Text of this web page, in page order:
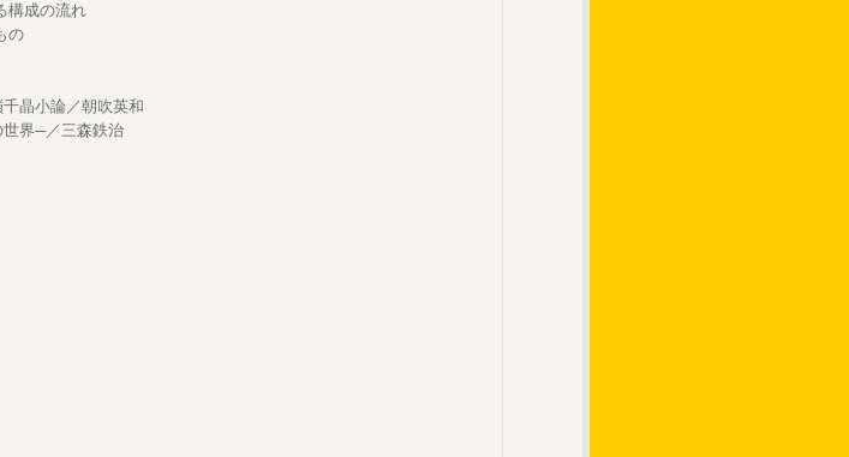
構成の流れ
の
晶小論／朝吹英和
界─／三森鉄治